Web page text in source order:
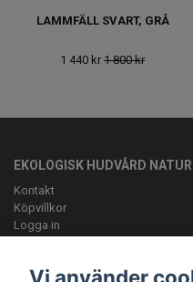
LAMMFÄLL SVART, GRÅ
1 440 kr 1 800 kr
EKOLOGISK HUDVÅRD
Kontakt
Köpvillkor
Logga in